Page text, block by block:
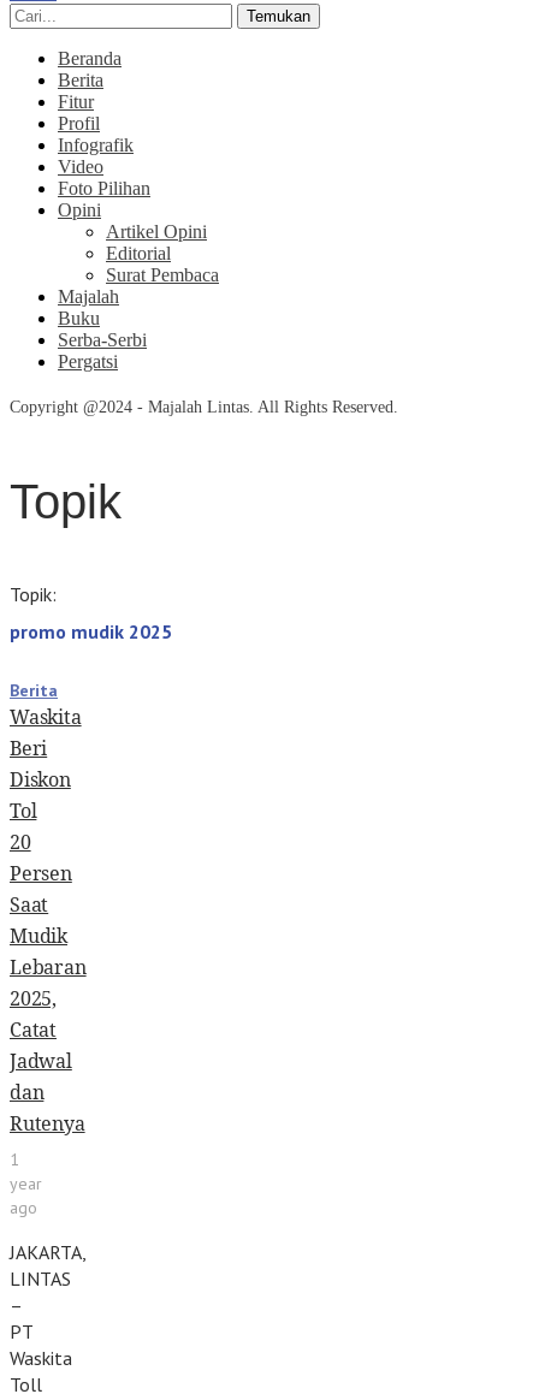
Temukan
Beranda
Berita
Fitur
Profil
Infografik
Video
Foto Pilihan
Opini
Artikel Opini
Editorial
Surat Pembaca
Majalah
Buku
Serba-Serbi
Pergatsi
Copyright @2024 - Majalah Lintas. All Rights Reserved.
Topik
Topik:
promo mudik 2025
Berita
Waskita
Beri
Diskon
Tol
20
Persen
Saat
Mudik
Lebaran
2025,
Catat
Jadwal
dan
Rutenya
1
year
ago
JAKARTA,
LINTAS
–
PT
Waskita
Toll